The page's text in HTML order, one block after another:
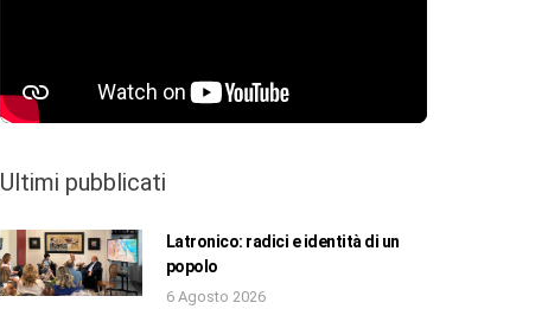
Ultimi pubblicati
Latronico: radici e identità di un
popolo
6 Agosto 2026